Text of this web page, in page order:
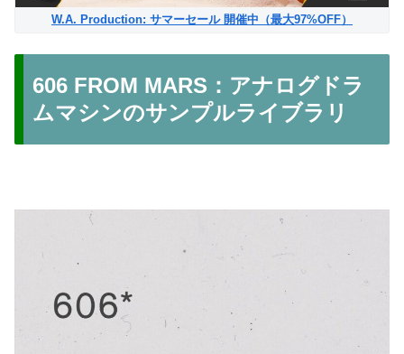
W.A. Production: サマーセール 開催中（最大97%OFF）
606 FROM MARS：アナログドラ
ムマシンのサンプルライブラリ